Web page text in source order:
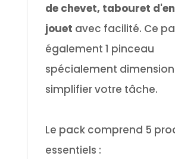
de chevet, tabouret
jouet avec facilité. Ce
également 1 pinceau
spécialement
simplifier votre tâche.
Le pack comprend 5
essentiels :